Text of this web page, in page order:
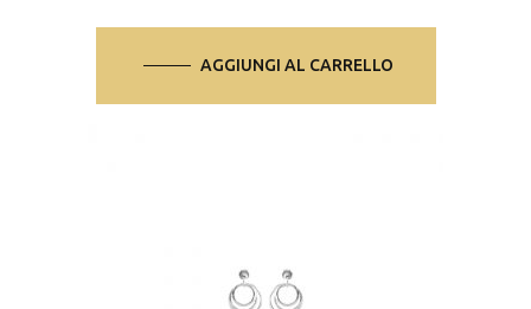
AGGIUNGI AL CARRELLO